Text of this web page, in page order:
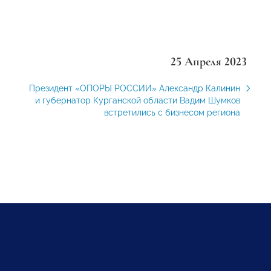
25 Апреля 2023
Президент «ОПОРЫ РОССИИ» Александр Калинин
и губернатор Курганской области Вадим Шумков
встретились с бизнесом региона